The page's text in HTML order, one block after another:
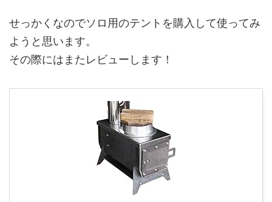
せっかくなのでソロ用のテントを購入して使ってみ
ようと思います。
その際にはまたレビューします！